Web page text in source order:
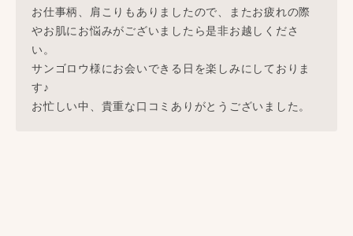
お仕事柄、肩こりもありましたので、またお疲れの際
やお肌にお悩みがございましたら是非お越しくださ
い。
サンゴロウ様にお会いできる日を楽しみにしておりま
す♪
お忙しい中、貴重な口コミありがとうございました。